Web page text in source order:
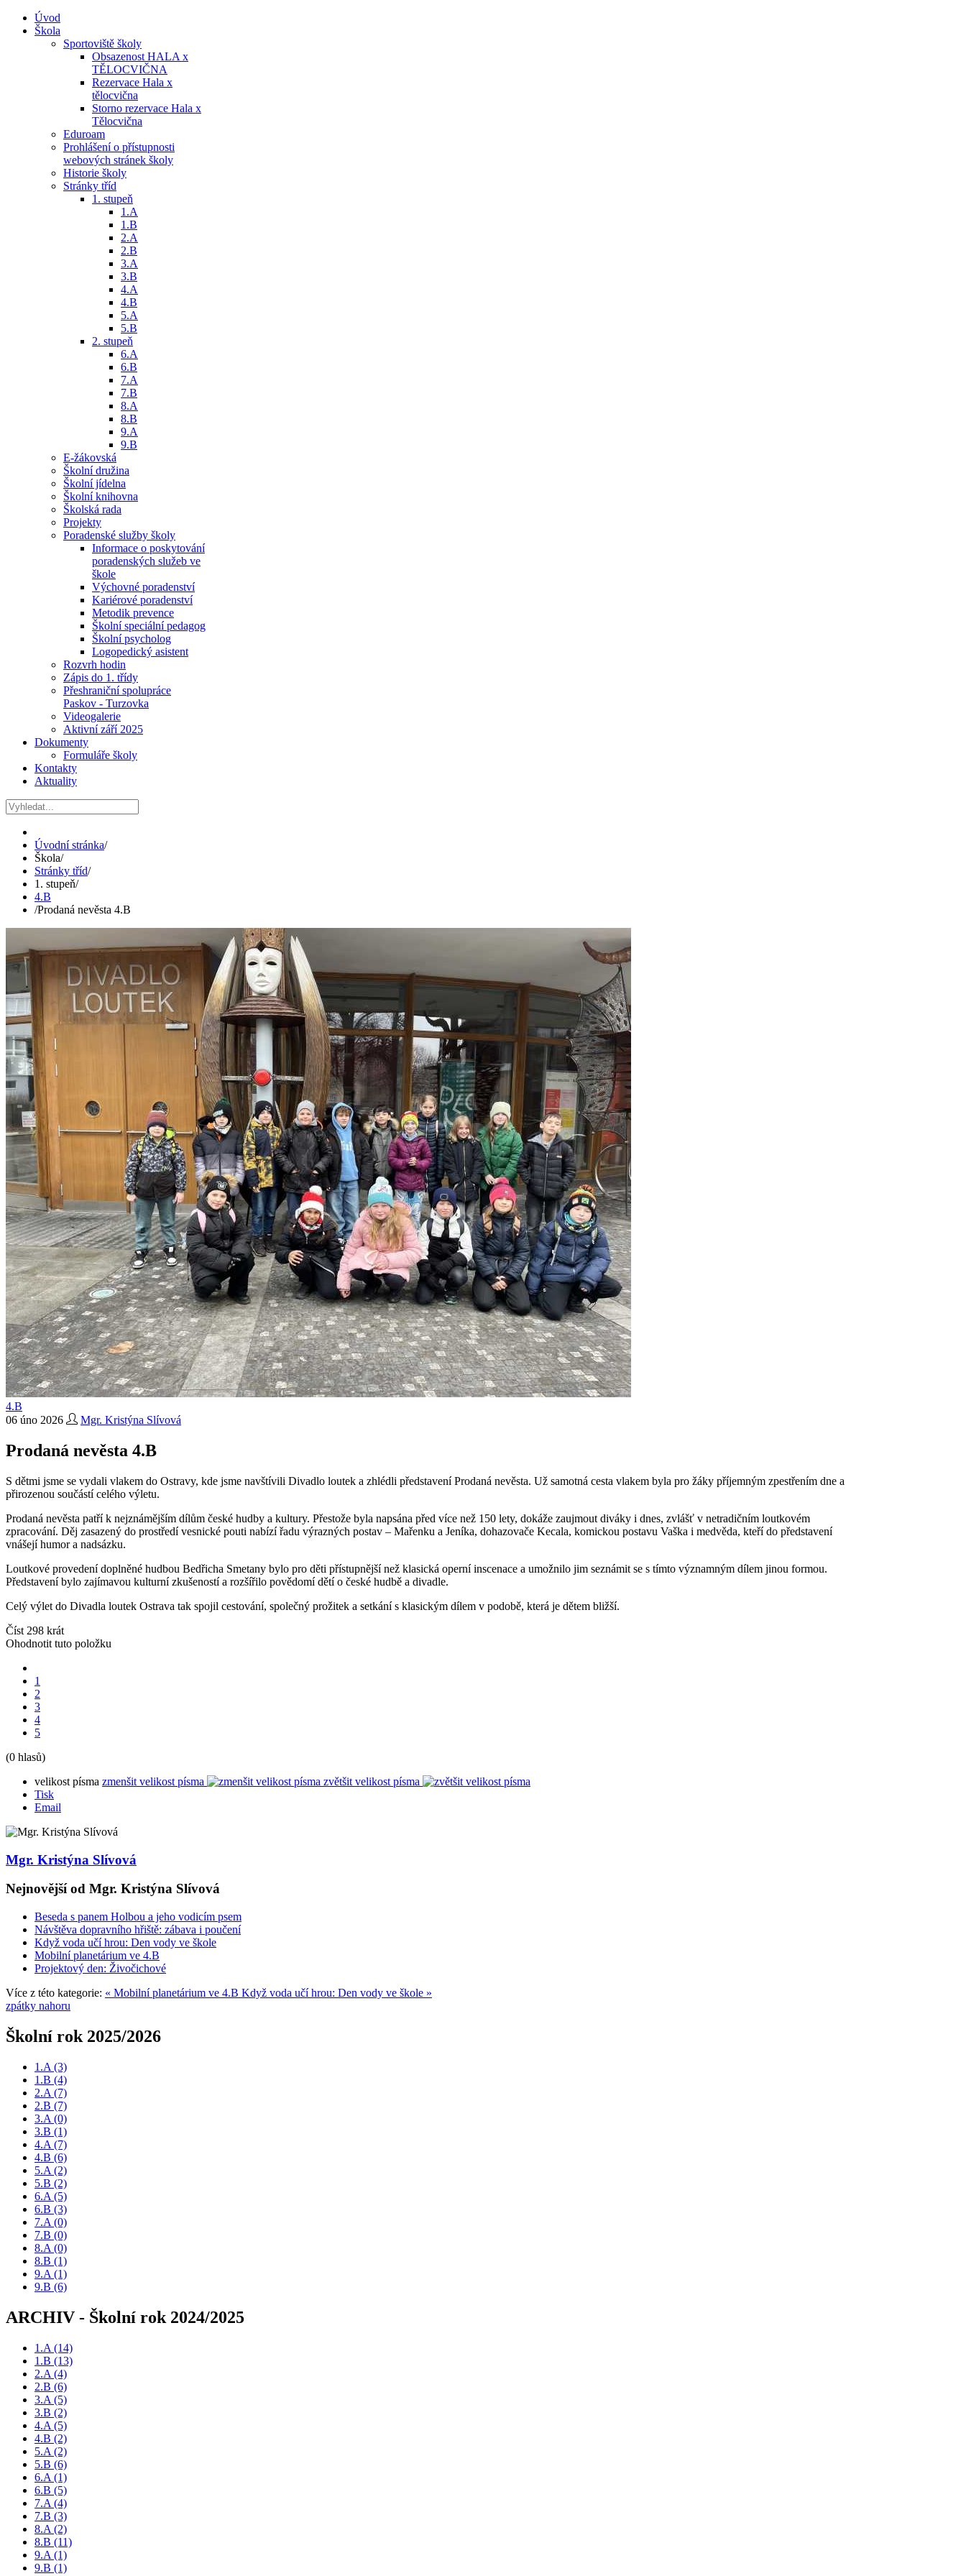
Úvod
Škola
Sportoviště školy
Obsazenost HALA x
TĚLOCVIČNA
Rezervace Hala x
tělocvična
Storno rezervace Hala x
Tělocvična
Eduroam
Prohlášení o přístupnosti
webových stránek školy
Historie školy
Stránky tříd
1. stupeň
1.A
1.B
2.A
2.B
3.A
3.B
4.A
4.B
5.A
5.B
2. stupeň
6.A
6.B
7.A
7.B
8.A
8.B
9.A
9.B
E-žákovská
Školní družina
Školní jídelna
Školní knihovna
Školská rada
Projekty
Poradenské služby školy
Informace o poskytování
poradenských služeb ve
škole
Výchovné poradenství
Kariérové poradenství
Metodik prevence
Školní speciální pedagog
Školní psycholog
Logopedický asistent
Rozvrh hodin
Zápis do 1. třídy
Přeshraniční spolupráce
Paskov - Turzovka
Videogalerie
Aktivní září 2025
Dokumenty
Formuláře školy
Kontakty
Aktuality
Úvodní stránka/
Škola/
Stránky tříd/
1. stupeň/
4.B
/Prodaná nevěsta 4.B
4.B
06 úno 2026
Mgr. Kristýna Slívová
Prodaná nevěsta 4.B
S dětmi jsme se vydali vlakem do Ostravy, kde jsme navštívili Divadlo loutek a zhlédli představení Prodaná nevěsta. Už samotná cesta vlakem byla pro žáky příjemným zpestřením dne a
přirozenou součástí celého výletu.
Prodaná nevěsta patří k nejznámějším dílům české hudby a kultury. Přestože byla napsána před více než 150 lety, dokáže zaujmout diváky i dnes, zvlášť v netradičním loutkovém
zpracování. Děj zasazený do prostředí vesnické pouti nabízí řadu výrazných postav – Mařenku a Jeníka, dohazovače Kecala, komickou postavu Vaška i medvěda, kteří do představení
vnášejí humor a nadsázku.
Loutkové provedení doplněné hudbou Bedřicha Smetany bylo pro děti přístupnější než klasická operní inscenace a umožnilo jim seznámit se s tímto významným dílem jinou formou.
Představení bylo zajímavou kulturní zkušeností a rozšířilo povědomí dětí o české hudbě a divadle.
Celý výlet do Divadla loutek Ostrava tak spojil cestování, společný prožitek a setkání s klasickým dílem v podobě, která je dětem bližší.
Číst 298 krát
Ohodnotit tuto položku
1
2
3
4
5
(0 hlasů)
velikost písma zmenšit velikost písma
zvětšit velikost písma
Tisk
Email
Mgr. Kristýna Slívová
Nejnovější od Mgr. Kristýna Slívová
Beseda s panem Holbou a jeho vodicím psem
Návštěva dopravního hřiště: zábava i poučení
Když voda učí hrou: Den vody ve škole
Mobilní planetárium ve 4.B
Projektový den: Živočichové
Více z této kategorie: « Mobilní planetárium ve 4.B Když voda učí hrou: Den vody ve škole »
zpátky nahoru
Školní rok 2025/2026
1.A (3)
1.B (4)
2.A (7)
2.B (7)
3.A (0)
3.B (1)
4.A (7)
4.B (6)
5.A (2)
5.B (2)
6.A (5)
6.B (3)
7.A (0)
7.B (0)
8.A (0)
8.B (1)
9.A (1)
9.B (6)
ARCHIV - Školní rok 2024/2025
1.A (14)
1.B (13)
2.A (4)
2.B (6)
3.A (5)
3.B (2)
4.A (5)
4.B (2)
5.A (2)
5.B (6)
6.A (1)
6.B (5)
7.A (4)
7.B (3)
8.A (2)
8.B (11)
9.A (1)
9.B (1)